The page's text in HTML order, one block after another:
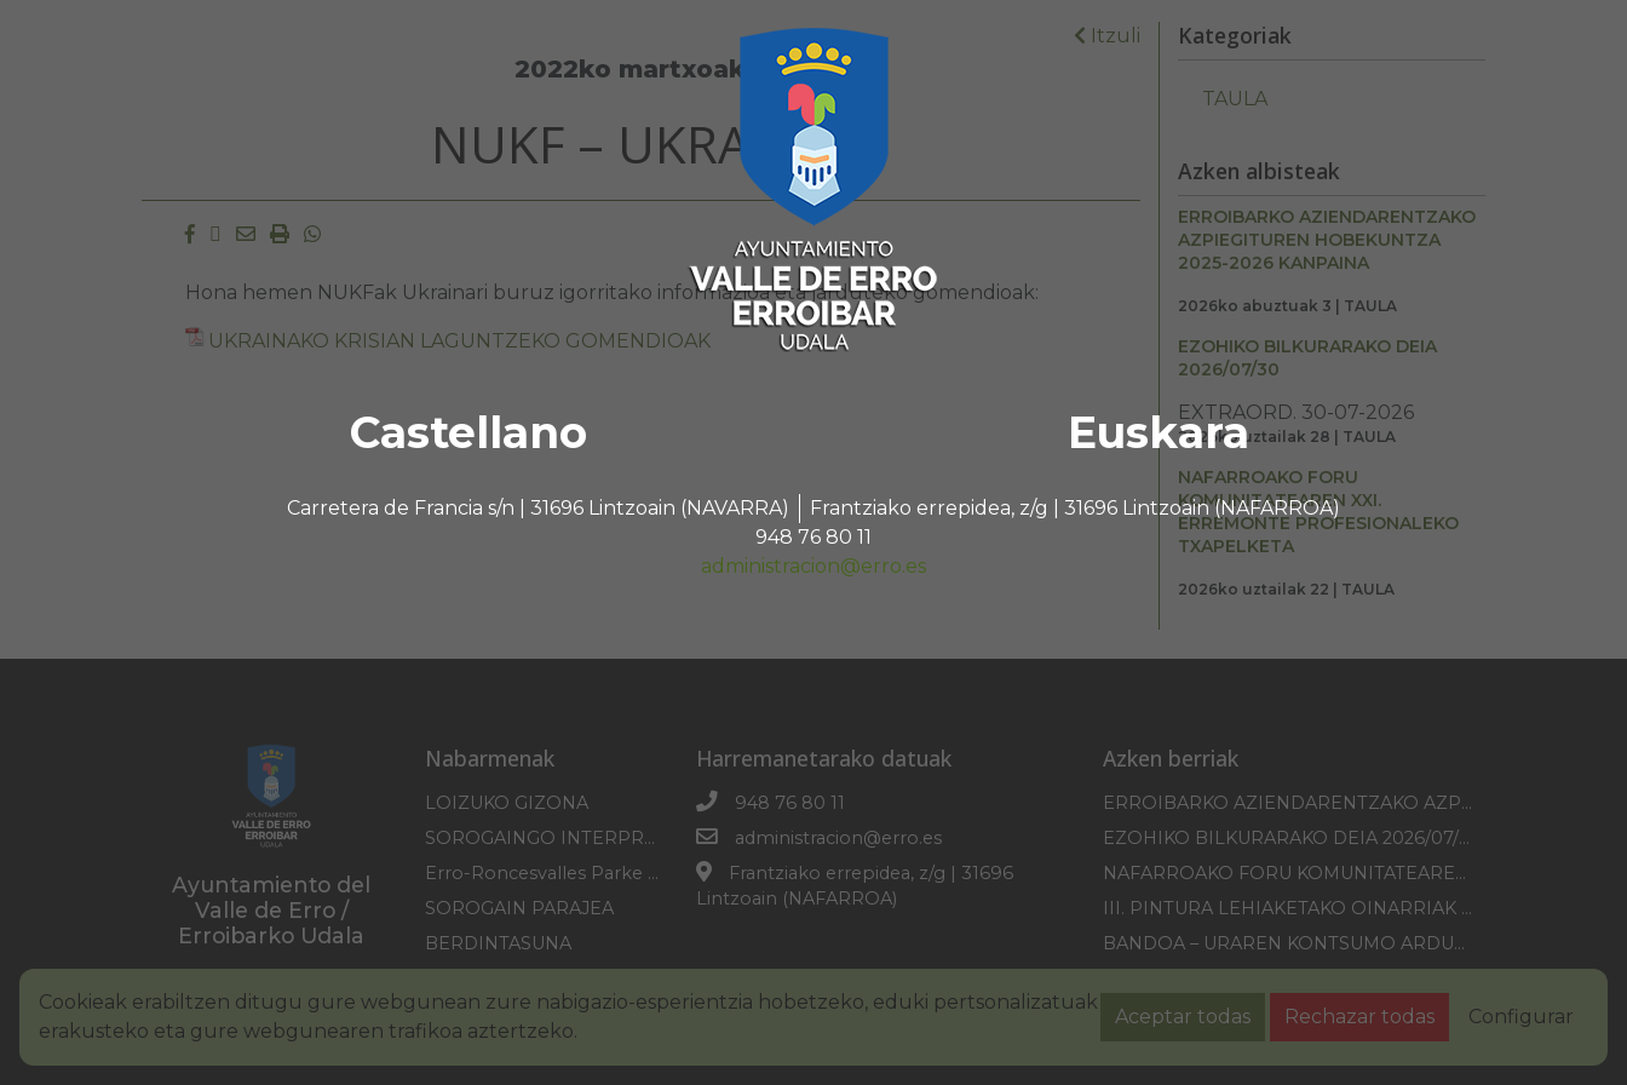
Castellano Euskara
Carretera de Francia s/n | 31696 Lintzoain (NAVARRA)
Frantziako errepidea, z/g | 31696 Lintzoain (NAFARROA)
948 76 80 11
administracion@erro.es
Itzuli
2022ko martxoak 8
NUKF – UKRAINIA
Facebook
Twitter
EmailImprimir
Whatsapp
Hona hemen NUKFak Ukrainari buruz igorritako informazioa eta jarduteko gomendioak:
UKRAINAKO KRISIAN LAGUNTZEKO GOMENDIOAK
Kategoriak
TAULA
Azken albisteak
ERROIBARKO AZIENDARENTZAKO
AZPIEGITUREN HOBEKUNTZA
2025-2026 KANPAINA
2026ko abuztuak 3 | TAULA
EZOHIKO BILKURARAKO DEIA
2026/07/30
EXTRAORD. 30-07-2026
2026ko uztailak 28 | TAULA
NAFARROAKO FORU
KOMUNITATEAREN XXI.
ERREMONTE PROFESIONALEKO
TXAPELKETA
2026ko uztailak 22 | TAULA
Ayuntamiento del
Valle de Erro /
Erroibarko Udala
Nabarmenak
LOIZUKO GIZONA
SOROGAINGO INTERPRETAZIO ZENTROA
Erro-Roncesvalles Parke Mikologikoa
SOROGAIN PARAJEA
BERDINTASUNA
Harremanetarako datuak
948 76 80 11
administracion@erro.es
Frantziako errepidea, z/g | 31696
Lintzoain (NAFARROA)
Azken berriak
ERROIBARKO AZIENDARENTZAKO AZPIEGITUREN HOBEKUNTZA 2025-2026 KANPAINA
EZOHIKO BILKURARAKO DEIA 2026/07/30
NAFARROAKO FORU KOMUNITATEAREN XXI. ERREMONTE PROFESIONALEKO TXAPELKETA
III. PINTURA LEHIAKETAKO OINARRIAK – ERROIBARKO EGUNA
BANDOA – URAREN KONTSUMO ARDURATSUA
Legezko oharra
Cookieak erabiltzen ditugu gure webgunean zure nabigazio-esperientzia hobetzeko, eduki pertsonalizatuak
erakusteko eta gure webgunearen trafikoa aztertzeko.
Aceptar todas Rechazar todas Configurar